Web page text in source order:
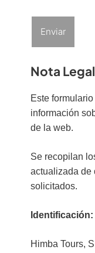
Nota
Este
información
de la web.
Se recopilan
actualizada de
solicitados.
Identificación:
Himba Tours,